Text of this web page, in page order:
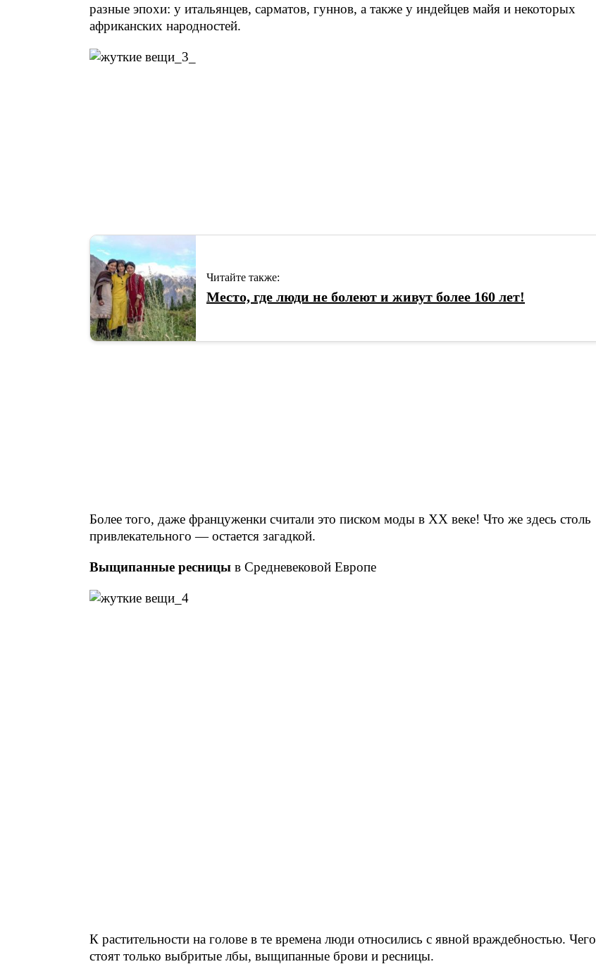
разные эпохи: у итальянцев, сарматов, гуннов, а также у индейцев майя и некоторых
африканских народностей.
Читайте также:
Место, где люди не болеют и живут более 160 лет!
Более того, даже француженки считали это писком моды в ХХ веке! Что же здесь столь
привлекательного — остается загадкой.
Выщипанные ресницы в Средневековой Европе
К растительности на голове в те времена люди относились с явной враждебностью. Чего
стоят только выбритые лбы, выщипанные брови и ресницы.